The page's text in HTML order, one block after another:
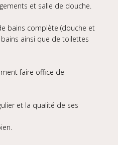
et salle de douche.
bains complète (douche et
bains ainsi que de toilettes
faire office de
et la qualité de ses